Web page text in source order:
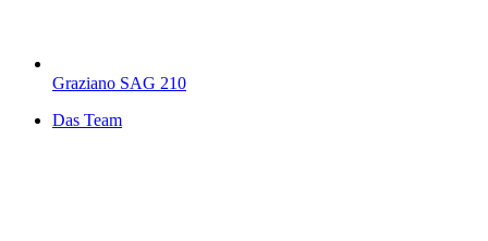
Graziano SAG 210
Das Team